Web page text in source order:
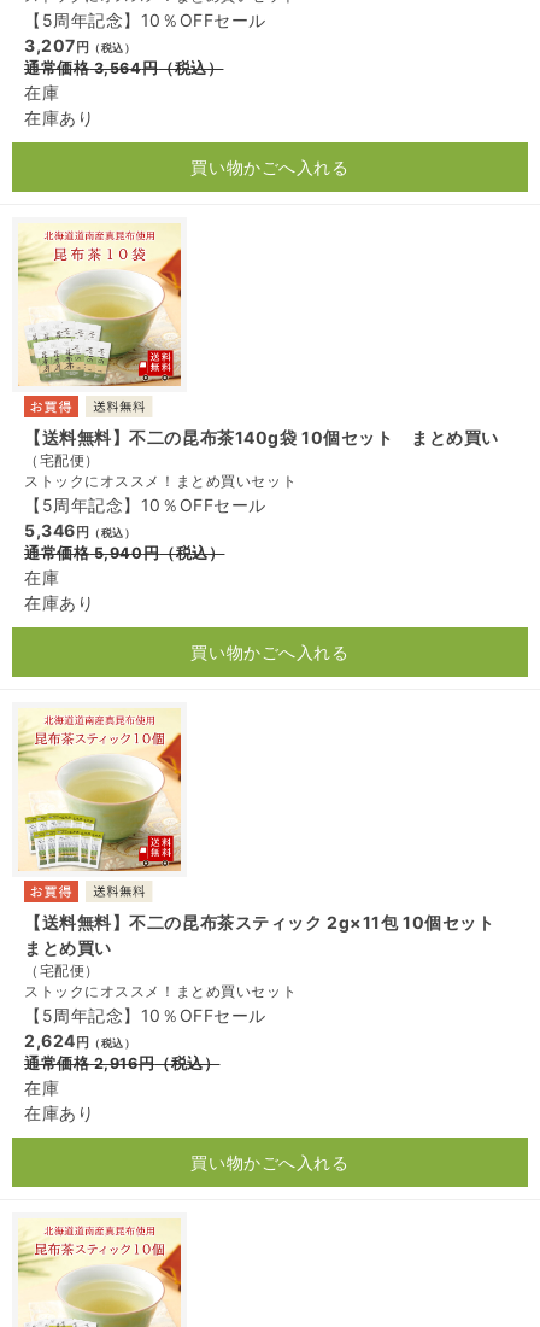
【5周年記念】10％OFFセール
3,207 円 （税込）
通常価格3,564円（税込）
在庫
在庫あり
買い物かごへ入れる
【送料無料】不二の昆布茶140g袋 10個セット まとめ買い
（宅配便）
ストックにオススメ！まとめ買いセット
【5周年記念】10％OFFセール
5,346 円 （税込）
通常価格5,940円（税込）
在庫
在庫あり
買い物かごへ入れる
【送料無料】不二の昆布茶スティック 2g×11包 10個セット
まとめ買い
（宅配便）
ストックにオススメ！まとめ買いセット
【5周年記念】10％OFFセール
2,624 円 （税込）
通常価格2,916円（税込）
在庫
在庫あり
買い物かごへ入れる